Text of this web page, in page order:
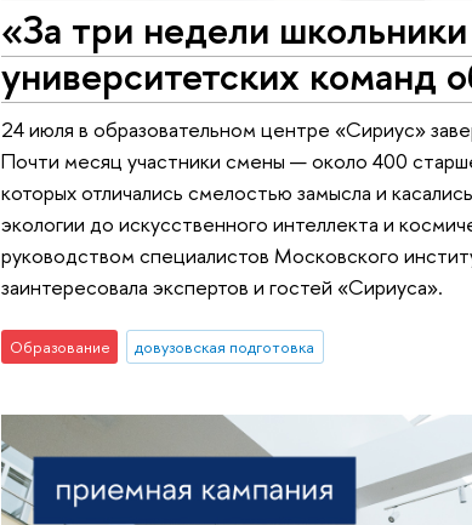
«За три недели
университетских команд
24 июля в образовательном центре «Сириус»
Почти месяц участники смены — около 400
которых отличались смелостью замысла и
экологии до искусственного интеллекта и
руководством специалистов Московского
заинтересовала экспертов и гостей «Сириуса».
Образование довузовская подготовка